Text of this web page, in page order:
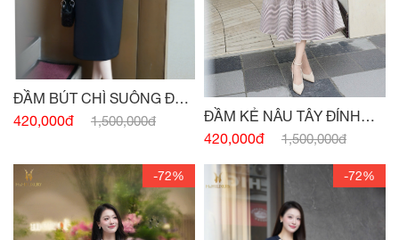
ĐẦM BÚT CHÌ SUÔNG ĐEN
HAI TÚI
420,000đ 1,500,000đ
ĐẦM KẺ NÂU TÂY ĐÍNH
CÚC
420,000đ 1,500,000đ
-72% -72%